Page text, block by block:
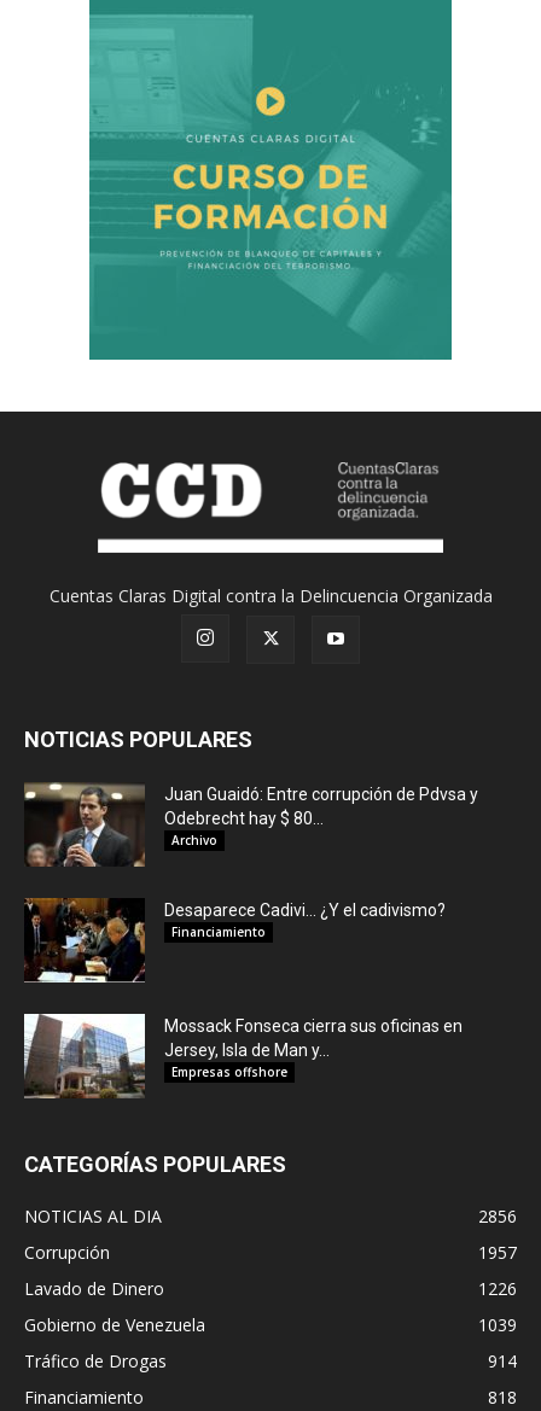
Cuentas Claras Digital contra la Delincuencia Organizada
NOTICIAS POPULARES
Juan Guaidó: Entre corrupción de Pdvsa y
Odebrecht hay $ 80...
Archivo
Desaparece Cadivi… ¿Y el cadivismo?
Financiamiento
Mossack Fonseca cierra sus oficinas en
Jersey, Isla de Man y...
Empresas offshore
CATEGORÍAS POPULARES
NOTICIAS AL DIA
2856
Corrupción
1957
Lavado de Dinero
1226
Gobierno de Venezuela
1039
Tráfico de Drogas
914
Financiamiento
818